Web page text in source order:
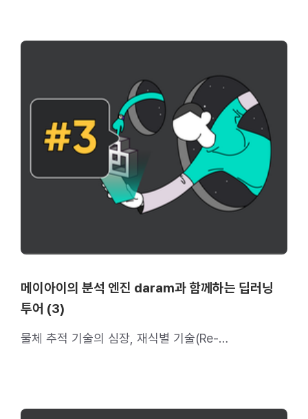
메이아이의 분석 엔진 daram과 함께하는 딥러닝
투어 (3)
물체 추적 기술의 심장, 재식별 기술(Re-